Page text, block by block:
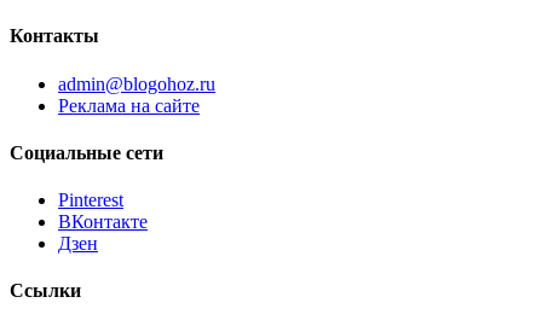
Контакты
admin@blogohoz.ru
Реклама на сайте
Социальные сети
Pinterest
ВКонтакте
Дзен
Ссылки